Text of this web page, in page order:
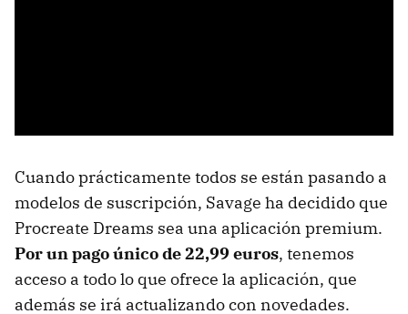
Cuando prácticamente todos se están pasando a
modelos de suscripción, Savage ha decidido que
Procreate Dreams sea una aplicación premium.
Por un pago único de 22,99 euros, tenemos
acceso a todo lo que ofrece la aplicación, que
además se irá actualizando con novedades.